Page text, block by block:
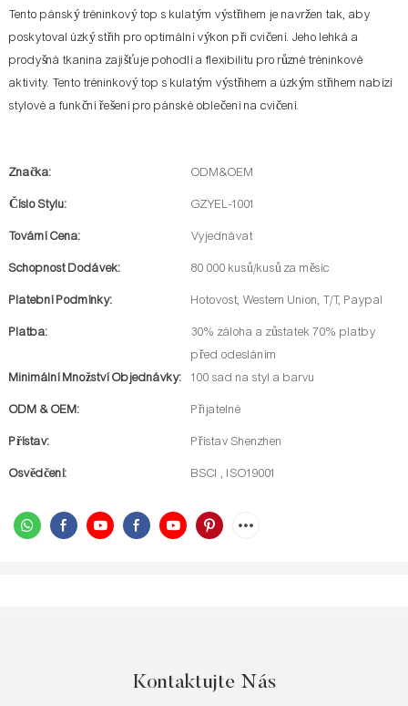
Tento pánský tréninkový top s kulatým výstřihem je navržen tak, aby
poskytoval úzký střih pro optimální výkon při cvičení. Jeho lehká a
prodyšná tkanina zajišťuje pohodlí a flexibilitu pro různé tréninkové
aktivity. Tento tréninkový top s kulatým výstřihem a úzkým střihem nabízí
stylové a funkční řešení pro pánské oblečení na cvičení.
Značka: ODM&OEM
Číslo Stylu: GZYEL-1001
Tovární Cena: Vyjednávat
Schopnost Dodávek: 80 000 kusů/kusů za měsíc
Platební Podmínky: Hotovost, Western Union, T/T, Paypal
Platba:
30% záloha a zůstatek 70% platby
před odesláním
Minimální Množství Objednávky:
100 sad na styl a barvu
ODM & OEM: Přijatelné
Přístav: Přístav Shenzhen
Osvědčení: BSCI , ISO19001
Kontaktujte Nás